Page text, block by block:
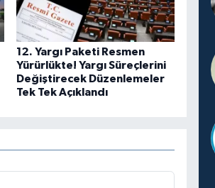
12. Yargı Paketi Resmen
Yürürlükte! Yargı Süreçlerini
Değiştirecek Düzenlemeler
Tek Tek Açıklandı